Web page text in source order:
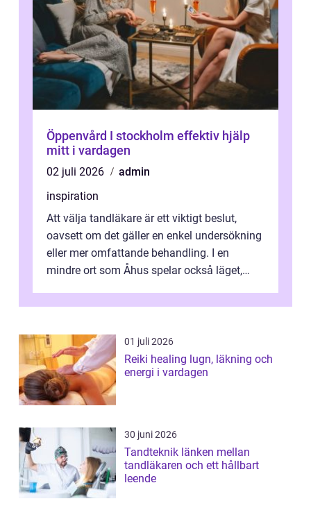
Öppenvård I stockholm effektiv hjälp
mitt i vardagen
02 juli 2026
admin
inspiration
Att välja tandläkare är ett viktigt beslut,
oavsett om det gäller en enkel undersökning
eller mer omfattande behandling. I en
mindre ort som Åhus spelar också läget,
01 juli 2026
Reiki healing lugn, läkning och
energi i vardagen
30 juni 2026
Tandteknik länken mellan
tandläkaren och ett hållbart
leende